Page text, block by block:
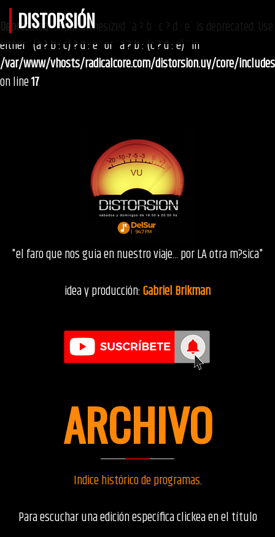
Deprecated: Unparenthesized `a ? b : c ? d : e` is deprecated. Use
either `(a ? b : c) ? d : e` or `a ? b : (c ? d : e)` in
/var/www/vhosts/radicalcore.com/distorsion.uy/core/
on line17
DISTORSIÓN
"el faro que nos guia en nuestro viaje... por LA otra m?sica"
idea y producción:Gabriel Brikman
ARCHIVO
Indice histórico de programas.
Para escuchar una edición específica clickea en el título